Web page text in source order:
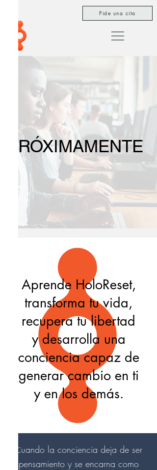
Pide una cita
PRÓXIMAMENTE
Aprende HoloReset,
transforma tu vida,
recupera tu libertad
y desarrolla una
conciencia capaz de
generar cambio en ti
y en los demás.
Cuando la conciencia deja de ser
pensamiento y se encarna como